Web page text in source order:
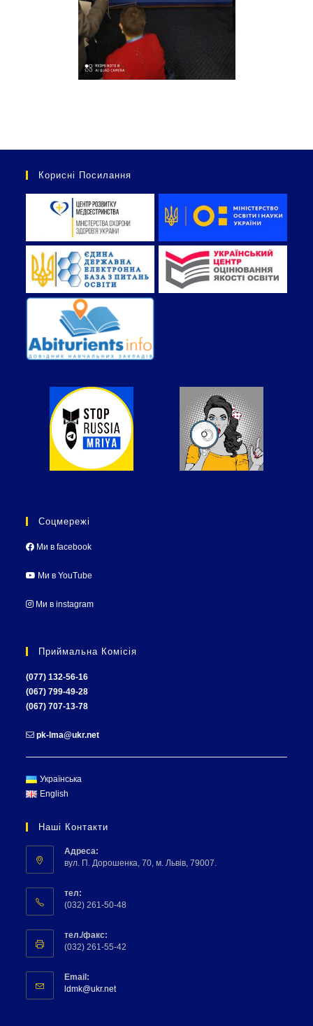
Корисні Посилання
Соцмережі
Ми в facebook
Ми в YouTube
Ми в instagram
Приймальна Комісія
(077) 132-56-16
(067) 799-49-28
(067) 707-13-78
pk-lma@ukr.net
Українська
English
Наші Контакти
Адреса:
вул. П. Дорошенка, 70, м. Львів, 79007.
тел:
(032) 261-50-48
тел./факс:
(032) 261-55-42
Email:
ldmk@ukr.net